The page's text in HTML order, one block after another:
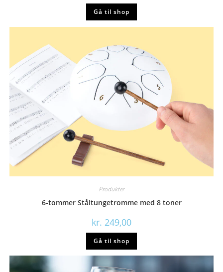
Gå til shop
Produkter
6-tommer Ståltungetromme med 8 toner
kr. 249,00
Gå til shop